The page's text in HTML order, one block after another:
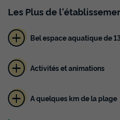
Voir les
Les Plusde
Bel espace aquatique de
Activités et animations
A quelques km de la plage